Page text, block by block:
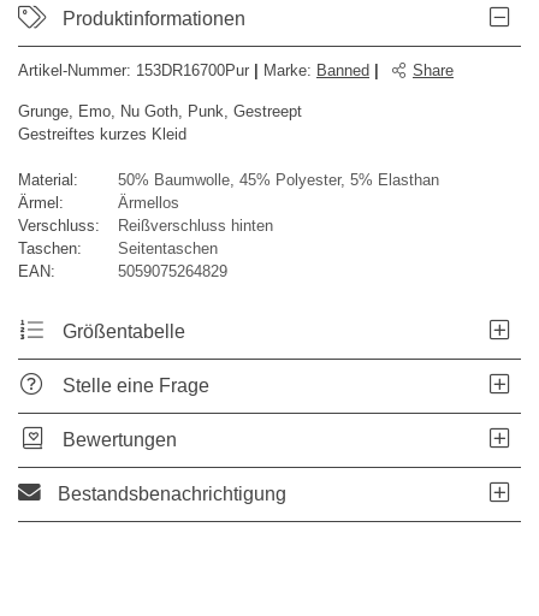
Produktinformationen
Artikel-Nummer: 153DR16700Pur Marke: Banned Share
Grunge, Emo, Nu Goth, Punk, Gestreept
Gestreiftes kurzes Kleid
Material:
50% Baumwolle, 45% Polyester, 5% Elasthan
Ärmel:
Ärmellos
Verschluss:
Reißverschluss hinten
Taschen:
Seitentaschen
EAN:
5059075264829
Größentabelle
Stelle eine Frage
Bewertungen
Bestandsbenachrichtigung